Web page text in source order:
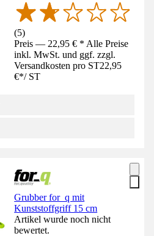
(5)
Preis — 22,95 € * Alle Preise
inkl. MwSt. und ggf. zzgl.
Versandkosten pro ST22,95
€*/ ST
Grubber for_q mit
Kunststoffgriff 15 cm
Artikel wurde noch nicht
bewertet.